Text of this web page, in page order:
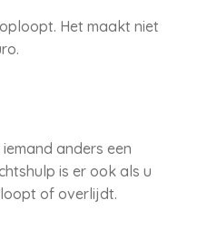
Het maakt niet
anders een
is er ook als u
of overlijdt.